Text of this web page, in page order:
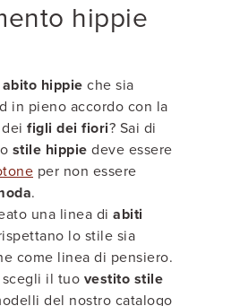
hippie
abito hippie che sia
in pieno accordo con la
figli dei fiori? Sai di
stile hippie deve essere
per non essere
.
una linea di abiti
lo stile sia
come linea di pensiero.
scegli il tuo vestito stile
del nostro catalogo